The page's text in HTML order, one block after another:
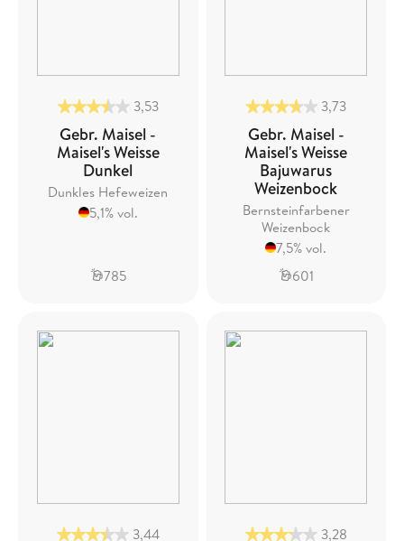
3,53
Gebr. Maisel -
Maisel's Weisse
Dunkel
Dunkles Hefeweizen
5,1% vol.
785
3,73
Gebr. Maisel -
Maisel's Weisse
Bajuwarus
Weizenbock
Bernsteinfarbener
Weizenbock
7,5% vol.
601
3,44 3,28